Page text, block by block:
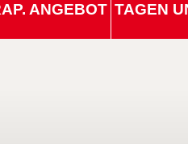
ANGEBOT TAGEN